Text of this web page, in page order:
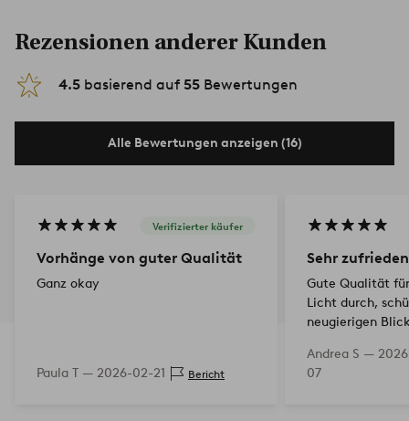
Rezensionen anderer Kunden
4.5 basierend auf 55 Bewertungen
Alle Bewertungen anzeigen (16)
Verifizierter käufer
Vorhänge von guter Qualität
Ganz okay
Paula T — 2026-02-21 Bericht
Sehr zufrieden
Gute Qualität
Licht durch,
neugierigen
Andrea S —
07